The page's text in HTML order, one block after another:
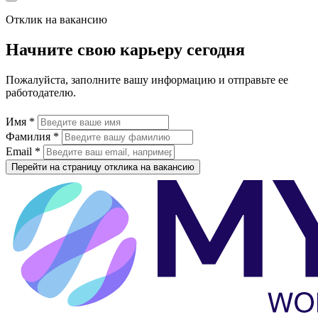
Отклик на вакансию
Начните свою карьеру сегодня
Пожалуйста, заполните вашу информацию и отправьте ее
работодателю.
Имя *
Фамилия *
Email *
Перейти на страницу отклика на вакансию